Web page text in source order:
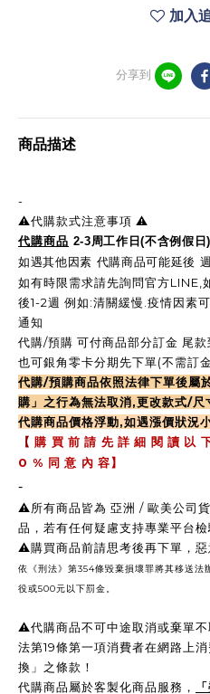
加入
分享到
商品描述
-
⚠️代購款式注意事項 ⚠️
代購商品 2-3周工作日(不含例假日
如遇其他因素 代購商品可能延後
如有時限需求請先詢問官方LINE,
後1-2週 例如:清關緩慢.疫情因素
通知
代購/預購 可付商品部分訂金 尾
也可銀角零卡分期先下單(不需訂
代購/預購商品依照法律下單後屬
購」之行為無法取消,更改款式/尺
代購商品價格浮動,如遇漲價狀況
【 購 買 前 請 先 詳 細 閱 讀 以
0 % 同 意 內 容】
-
⚠️所有商品皆為 亞洲 / 歐美公司
品，若有任何疑慮支持專業平台檢
⚠️購買商品前請思考後再下單，
依《刑法》第354條毀棄損壞罪將其移送法
役或500元以下罰金。
⚠️代購商品不可中途取消或棄單
法第19條第一項消費者在網路上
換」之條款！
代購商品屬於客製化商品服務，